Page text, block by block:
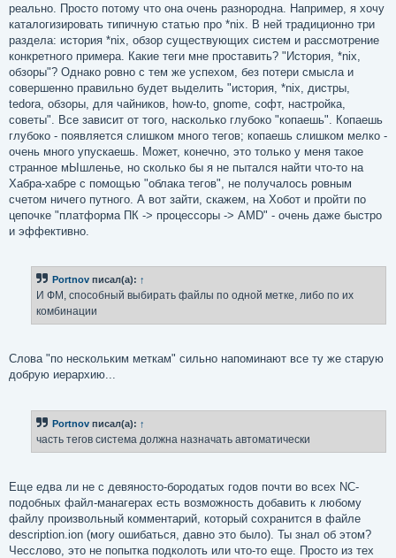
реально. Просто потому что она очень разнородна. Например, я хочу
каталогизировать типичную статью про *nix. В ней традиционно три
раздела: история *nix, обзор существующих систем и рассмотрение
конкретного примера. Какие теги мне проставить? "История, *nix,
обзоры"? Однако ровно с тем же успехом, без потери смысла и
совершенно правильно будет выделить "история, *nix, дистры,
tedora, обзоры, для чайников, how-to, gnome, софт, настройка,
советы". Все зависит от того, насколько глубоко "копаешь". Копаешь
глубоко - появляется слишком много тегов; копаешь слишком мелко -
очень много упускаешь. Может, конечно, это только у меня такое
странное мЫшленье, но сколько бы я не пытался найти что-то на
Хабра-хабре с помощью "облака тегов", не получалось ровным
счетом ничего путного. А вот зайти, скажем, на Хобот и пройти по
цепочке "платформа ПК -> процессоры -> AMD" - очень даже быстро
и эффективно.
Portnov писал(а): ↑
И ФМ, способный выбирать файлы по одной метке, либо по их
комбинации
Слова "по нескольким меткам" сильно напоминают все ту же старую
добрую иерархию...
Portnov писал(а): ↑
часть тегов система должна назначать автоматически
Еще едва ли не с девяносто-бородатых годов почти во всех NC-
подобных файл-манагерах есть возможность добавить к любому
файлу произвольный комментарий, который сохранится в файле
description.ion (могу ошибаться, давно это было). Ты знал об этом?
Чесслово, это не попытка подколоть или что-то еще. Просто из тех